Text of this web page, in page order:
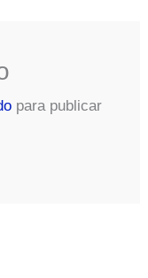
para publicar